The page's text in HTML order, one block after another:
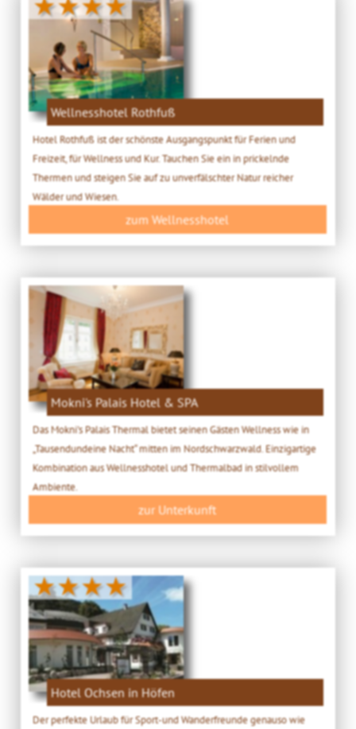
Wellnesshotel Rothfuß
Hotel Rothfuß ist der schönste Ausgangspunkt für Ferien und
Freizeit, für Wellness und Kur. Tauchen Sie ein in prickelnde
Thermen und steigen Sie auf zu unverfälschter Natur reicher
Wälder und Wiesen.
zum Wellnesshotel
Mokni's Palais Hotel & SPA
Das Mokni's Palais Thermal bietet seinen Gästen Wellness wie in
„Tausendundeine Nacht“ mitten im Nordschwarzwald. Einzigartige
Kombination aus Wellnesshotel und Thermalbad in stilvollem
Ambiente.
zur Unterkunft
★★★★
Hotel Ochsen in Höfen
Der perfekte Urlaub für Sport-und Wanderfreunde genauso wie